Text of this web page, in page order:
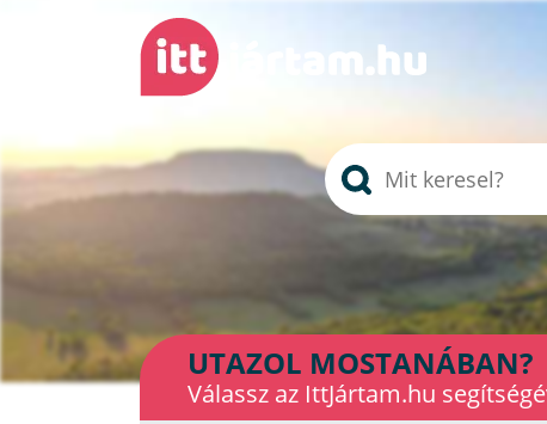
UTAZOL MOSTANÁBAN?
Válassz az IttJártam.hu